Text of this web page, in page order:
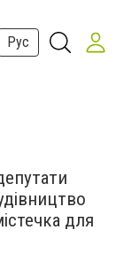
Рус
для